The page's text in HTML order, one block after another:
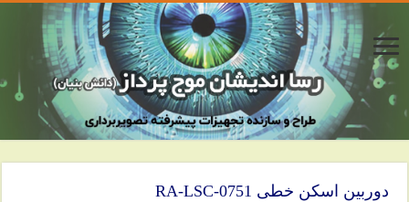
دوربین اسکن خطی RA-LSC-0751